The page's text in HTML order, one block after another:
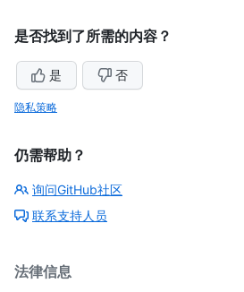
是否找到了所需的内容？
是 否
隐私策略
仍需帮助？
询问GitHub社区
联系支持人员
法律信息